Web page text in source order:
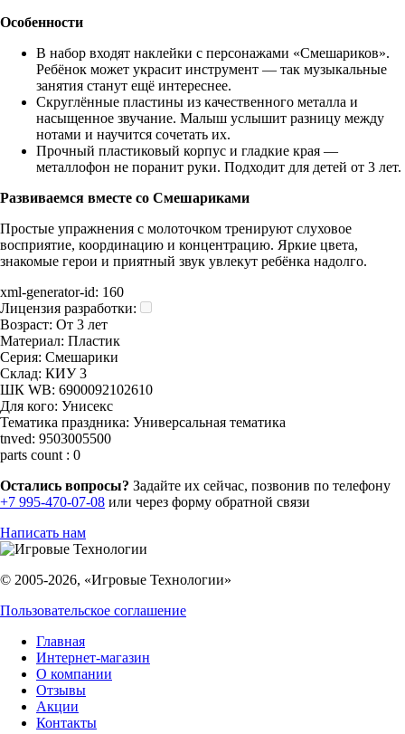
Особенности
В набор входят наклейки с персонажами «Смешариков».
Ребёнок может украсит инструмент — так музыкальные
занятия станут ещё интереснее.
Скруглённые пластины из качественного металла и
насыщенное звучание. Малыш услышит разницу между
нотами и научится сочетать их.
Прочный пластиковый корпус и гладкие края —
металлофон не поранит руки. Подходит для детей от 3 лет.
Развиваемся вместе со Смешариками
Простые упражнения с молоточком тренируют слуховое
восприятие, координацию и концентрацию. Яркие цвета,
знакомые герои и приятный звук увлекут ребёнка надолго.
xml-generator-id: 160
Лицензия разработки:
Возраст: От 3 лет
Материал: Пластик
Серия: Смешарики
Склад: КИУ 3
ШК WB: 6900092102610
Для кого: Унисекс
Тематика праздника: Универсальная тематика
tnved: 9503005500
parts count : 0
Остались вопросы? Задайте их сейчас, позвонив по телефону
+7 995-470-07-08 или через форму обратной связи
Написать нам
© 2005-2026, «Игровые Технологии»
Пользовательское соглашение
Главная
Интернет-магазин
О компании
Отзывы
Акции
Контакты